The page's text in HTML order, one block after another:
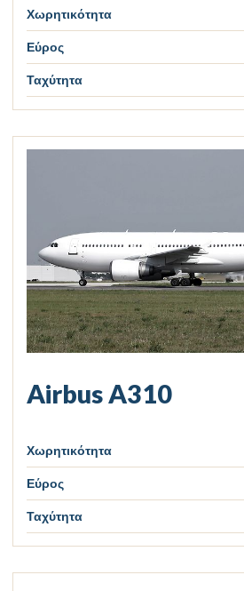
Χωρητικότητα
Εύρος
Ταχύτητα
Airbus A310
Χωρητικότητα
Εύρος
Ταχύτητα